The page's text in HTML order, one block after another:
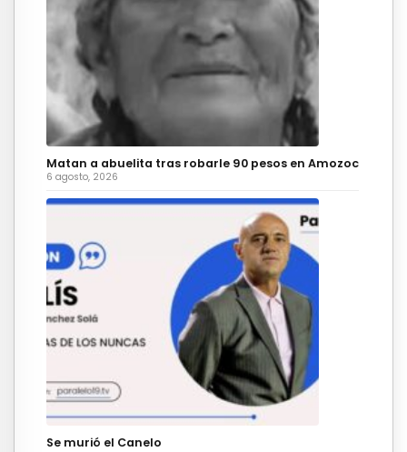
Matan a abuelita tras robarle 90 pesos en Amozoc
6 agosto, 2026
Se murió el Canelo